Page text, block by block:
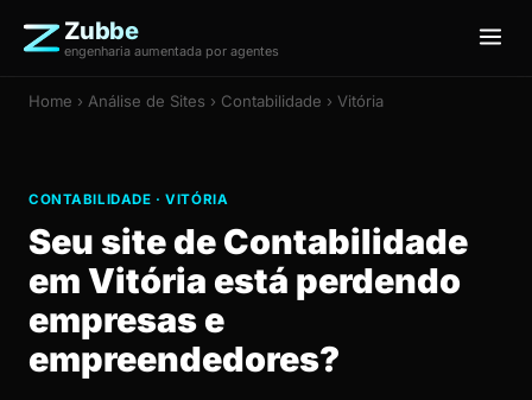
Zubbe
engenharia aumentada por agentes
Home › Análise de Sites › Contabilidade › Vitória
CONTABILIDADE · VITÓRIA
Seu site de Contabilidade
em Vitória está perdendo
empresas e
empreendedores?